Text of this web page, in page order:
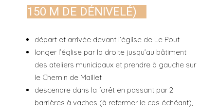
150 M DE DÉNIVELÉ)
départ et arrivée devant l’église de Le Pout
longer l’église par la droite jusqu’au bâtiment
des ateliers municipaux et prendre à gauche sur
le Chemin de Maillet
descendre dans la forêt en passant par 2
barrières à vaches (à refermer le cas échéant),